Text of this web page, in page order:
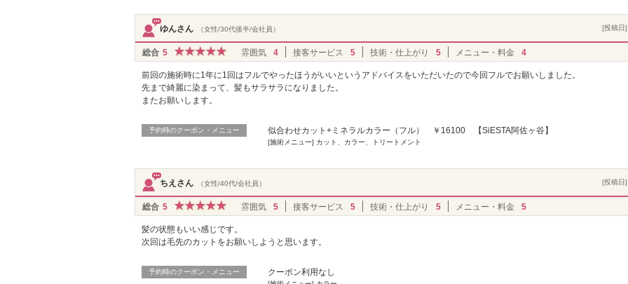
ゆんさん （女性/30代後半/会社員） [投稿日
総合 5 雰囲気 4 接客サービス 5 技術・仕上がり 5 メニュー・料金 4
前回の施術時に1年に1回はフルでやったほうがいいというアドバイスをいただいたので今回フルでお願いしました。
先まで綺麗に染まって、髪もサラサラになりました。
またお願いします。
予約時のクーポン・メニュー 似合わせカット+ミネラルカラー（フル） ￥16100 【SiESTA阿佐ヶ谷】
[施術メニュー] カット、カラー、トリートメント
ちえさん （女性/40代/会社員） [投稿日
総合 5 雰囲気 5 接客サービス 5 技術・仕上がり 5 メニュー・料金 5
髪の状態もいい感じです。
次回は毛先のカットをお願いしようと思います。
予約時のクーポン・メニュー クーポン利用なし